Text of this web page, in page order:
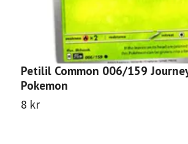
Petilil Common 006/159
Pokemon
8 kr